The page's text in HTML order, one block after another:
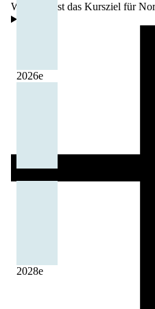
2026e
2028e
Wie hoch ist das Kursziel für